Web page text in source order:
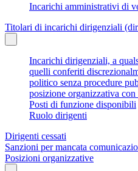
Incarichi amministrativi di
Titolari di incarichi dirigenziali
Incarichi dirigenziali, a
quelli conferiti
politico senza procedure
posizione organizzativa
Posti di funzione disponibili
Ruolo dirigenti
Dirigenti cessati
Sanzioni per mancata
Posizioni organizzative